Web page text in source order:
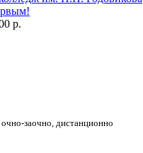
р.
заочно, дистанционно